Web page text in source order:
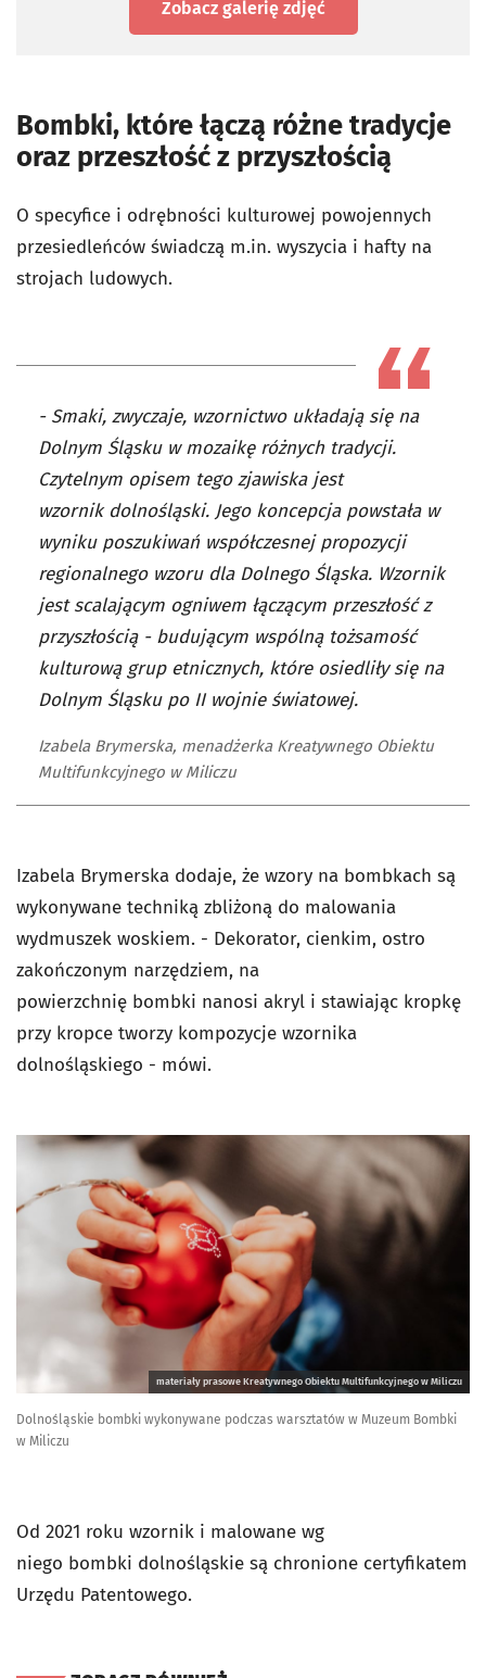
Zobacz galerię zdjęć
Bombki, które łączą różne tradycje
oraz przeszłość z przyszłością
O specyfice i odrębności kulturowej powojennych
przesiedleńców świadczą m.in. wyszycia i hafty na
strojach ludowych.
- Smaki, zwyczaje, wzornictwo układają się na
Dolnym Śląsku w mozaikę różnych tradycji.
Czytelnym opisem tego zjawiska jest
wzornik dolnośląski. Jego koncepcja powstała w
wyniku poszukiwań współczesnej propozycji
regionalnego wzoru dla Dolnego Śląska. Wzornik
jest scalającym ogniwem łączącym przeszłość z
przyszłością - budującym wspólną tożsamość
kulturową grup etnicznych, które osiedliły się na
Dolnym Śląsku po II wojnie światowej.
Izabela Brymerska, menadżerka Kreatywnego Obiektu
Multifunkcyjnego w Miliczu
Izabela Brymerska dodaje, że wzory na bombkach są
wykonywane techniką zbliżoną do malowania
wydmuszek woskiem. - Dekorator, cienkim, ostro
zakończonym narzędziem, na
powierzchnię bombki nanosi akryl i stawiając kropkę
przy kropce tworzy kompozycje wzornika
dolnośląskiego - mówi.
materiały prasowe Kreatywnego Obiektu Multifunkcyjnego w Miliczu
Dolnośląskie bombki wykonywane podczas warsztatów w Muzeum Bombki
w Miliczu
Od 2021 roku wzornik i malowane wg
niego bombki dolnośląskie są chronione certyfikatem
Urzędu Patentowego.